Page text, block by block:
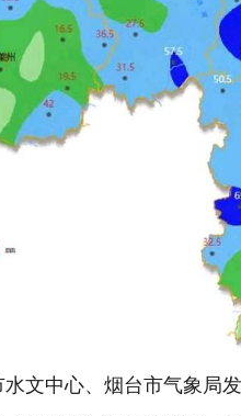
文中心、烟台市气象局